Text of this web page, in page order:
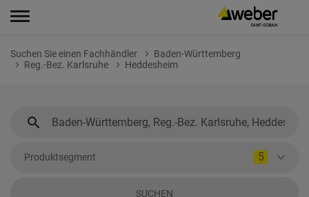
Suchen Sie einen Fachhändler
Baden-Württemberg
Reg.-Bez. Karlsruhe
Heddesheim
Produktsegment 5
SUCHEN